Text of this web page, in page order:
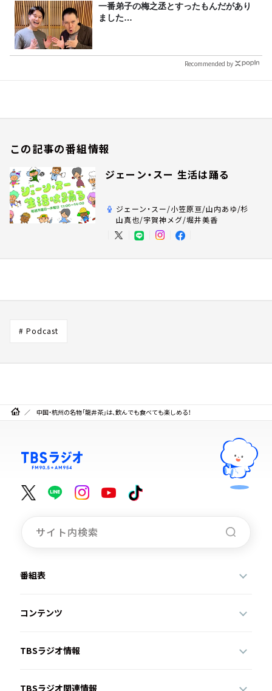
一番弟子の梅之丞とすったもんだがあり
ました…
Recommended by
この記事の番組情報
ジェーン・スー 生活は踊る
ジェーン・スー/小笠原亘/山内あゆ/杉
山真也/宇賀神メグ/堀井美香
# Podcast
中国・杭州の名物「龍井茶」は、飲んでも食べても楽しめる！
番組表
コンテンツ
TBSラジオ情報
TBSラジオ関連情報